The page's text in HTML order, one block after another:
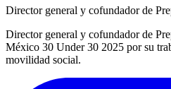
Director general y cofundador de
Director general y cofundador de
México 30 Under 30 2025 por su
movilidad social.